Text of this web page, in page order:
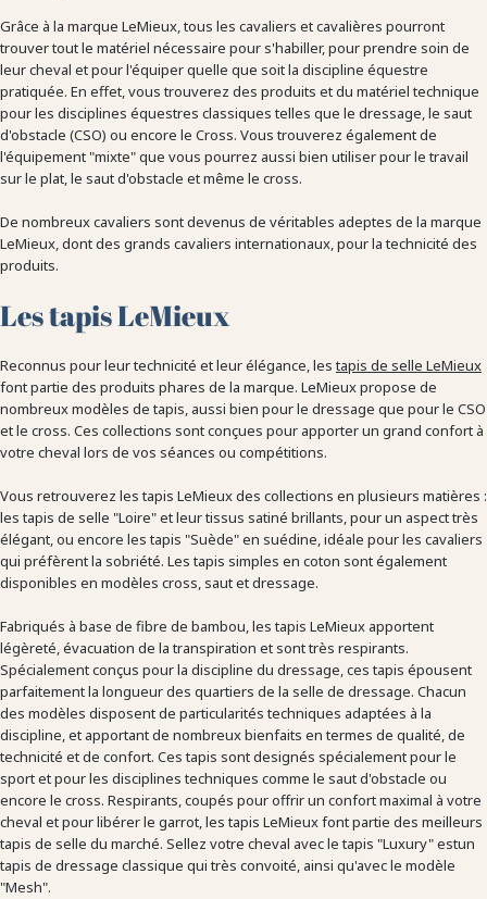
Grâce à la marque LeMieux, tous les cavaliers et cavalières pourront
trouver tout le matériel nécessaire pour s'habiller, pour prendre soin de
leur cheval et pour l'équiper quelle que soit la discipline équestre
pratiquée. En effet, vous trouverez des produits et du matériel technique
pour les disciplines équestres classiques telles que le dressage, le saut
d'obstacle (CSO) ou encore le Cross. Vous trouverez également de
l'équipement "mixte" que vous pourrez aussi bien utiliser pour le travail
sur le plat, le saut d'obstacle et même le cross.
De nombreux cavaliers sont devenus de véritables adeptes de la marque
LeMieux, dont des grands cavaliers internationaux, pour la technicité des
produits.
Les tapis LeMieux
Reconnus pour leur technicité et leur élégance, lestapis de selle LeMieux
font partie des produits phares de la marque. LeMieux propose de
nombreux modèles de tapis, aussi bien pour le dressage que pour le CSO
et le cross. Ces collections sont conçues pour apporter un grand confort à
votre cheval lors de vos séances ou compétitions.
Vous retrouverez les tapis LeMieux des collections en plusieurs matières :
les tapis de selle "Loire" et leur tissus satiné brillants, pour un aspect très
élégant, ou encore les tapis "Suède" en suédine, idéale pour les cavaliers
qui préfèrent la sobriété. Les tapis simples en coton sont également
disponibles en modèles cross, saut et dressage.
Fabriqués à base de fibre de bambou, les tapis LeMieux apportent
légèreté, évacuation de la transpiration et sont très respirants.
Spécialement conçus pour la discipline du dressage, ces tapis épousent
parfaitement la longueur des quartiers de la selle de dressage. Chacun
des modèles disposent de particularités techniques adaptées à la
discipline, et apportant de nombreux bienfaits en termes de qualité, de
technicité et de confort. Ces tapis sont designés spécialement pour le
sport et pour les disciplines techniques comme le saut d'obstacle ou
encore le cross. Respirants, coupés pour offrir un confort maximal à votre
cheval et pour libérer le garrot, les tapis LeMieux font partie des meilleurs
tapis de selle du marché. Sellez votre cheval avec le tapis "Luxury" estun
tapis de dressage classique qui très convoité, ainsi qu'avec le modèle
"Mesh".